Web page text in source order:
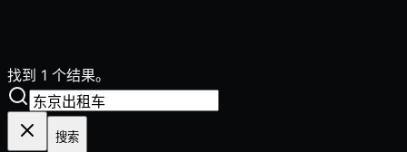
找到 1 个结果。
搜索